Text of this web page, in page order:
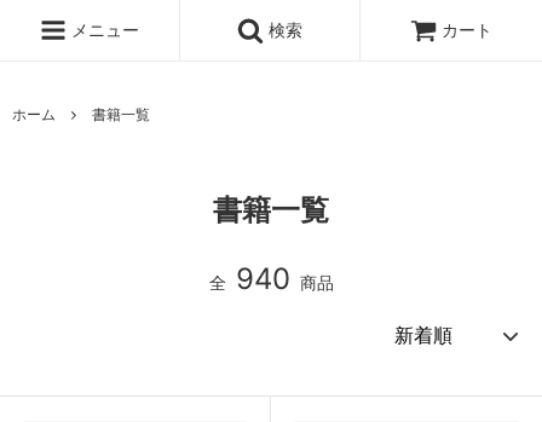
メニュー 検索 カート
ホーム 書籍一覧
書籍一覧
全 940 商品